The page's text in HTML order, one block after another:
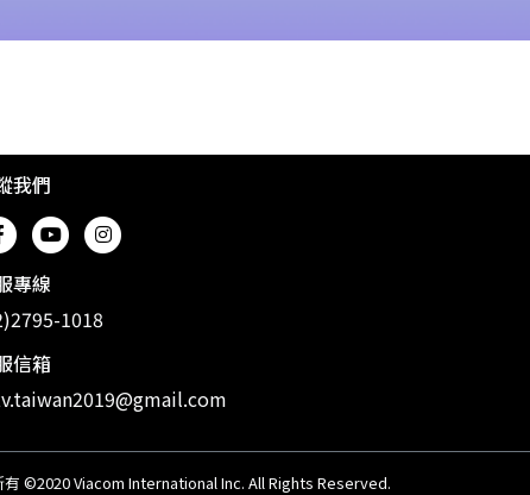
我們
專線
1018
信箱
有 ©2020 Viacom International Inc. All Rights Reserved.